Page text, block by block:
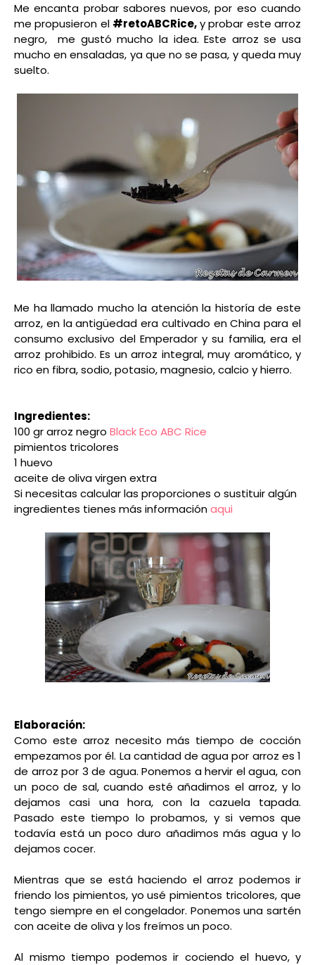
Me encanta probar sabores nuevos, por eso cuando
me propusieron el #retoABCRice,y probar este arroz
negro, me gustó mucho la idea. Este arroz se usa
mucho en ensaladas, ya que no se pasa, y queda muy
suelto.
Me ha llamado mucho la atención la historía de este
arroz, en la antigüedad era cultivado en China para el
consumo exclusivo del Emperador y su familia, era el
arroz prohibido. Es un arroz integral, muy aromático, y
rico en fibra, sodio, potasio, magnesio, calcio y hierro.
Ingredientes:
100 gr arroz negro Black Eco ABC Rice
pimientos tricolores
1 huevo
aceite de oliva virgen extra
Si necesitas calcular las proporciones o sustituir algún
ingredientes tienes más informaciónaqui
Elaboración:
Como este arroz necesito más tiempo de cocción
empezamos por él. La cantidad de agua por arroz es 1
de arroz por 3 de agua. Ponemos a hervir el agua, con
un poco de sal, cuando esté añadimos el arroz, y lo
dejamos casi una hora, con la cazuela tapada.
Pasado este tiempo lo probamos, y si vemos que
todavía está un poco duro añadimos más agua y lo
dejamos cocer.
Mientras que se está haciendo el arroz podemos ir
friendo los pimientos, yo usé pimientos tricolores, que
tengo siempre en el congelador. Ponemos una sartén
con aceite de oliva y los freímos un poco.
Al mismo tiempo podemos ir cociendo el huevo, y